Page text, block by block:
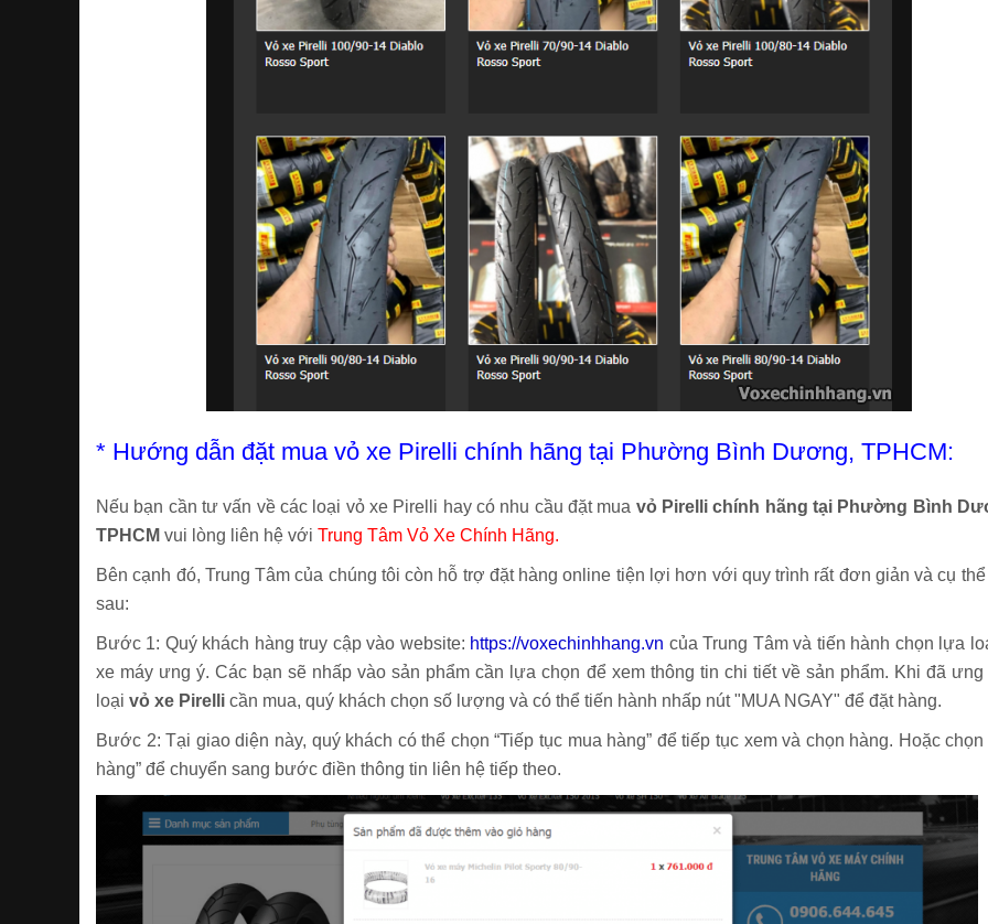
* Hướng dẫn đặt mua vỏ xe Pirelli chính hãng tại Phường Bình Dương, TPHCM:
Nếu bạn cần tư vấn về các loại vỏ xe Pirelli hay có nhu cầu đặt mua vỏ Pirelli chính hãng tại Phường Bình
TPHCM vui lòng liên hệ với Trung Tâm Vỏ Xe Chính Hãng.
Bên cạnh đó, Trung Tâm của chúng tôi còn hỗ trợ đặt hàng online tiện lợi hơn với quy trình rất đơn giản và cụ
sau:
Bước 1: Quý khách hàng truy cập vào website: https://voxechinhhang.vn của Trung Tâm và tiến hành chọn lựa
xe máy ưng ý. Các bạn sẽ nhấp vào sản phẩm cần lựa chọn để xem thông tin chi tiết về sản phẩm. Khi đã ưng
loại vỏ xe Pirelli cần mua, quý khách chọn số lượng và có thể tiến hành nhấp nút "MUA NGAY" để đặt hàng.
Bước 2: Tại giao diện này, quý khách có thể chọn “Tiếp tục mua hàng” để tiếp tục xem và chọn hàng. Hoặc chọn
hàng” để chuyển sang bước điền thông tin liên hệ tiếp theo.